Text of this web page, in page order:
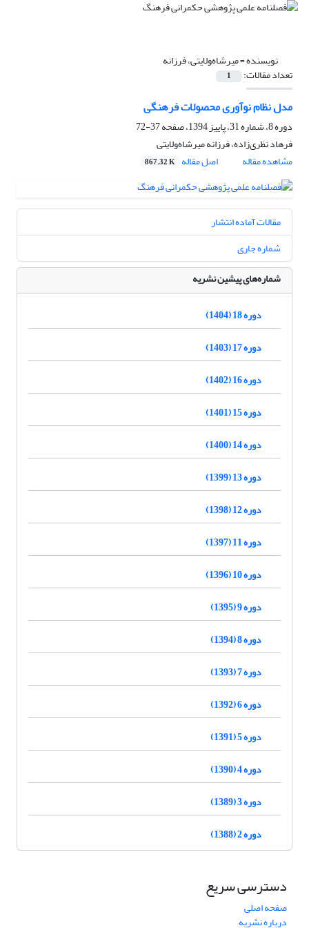
نویسنده =میرشاه‌ولایتی، فرزانه
تعداد مقالات: 1
مدل نظام نوآوری محصولات فرهنگی
دوره 8، شماره 31، پاییز 1394، صفحه
37-72
فرهاد نظری‌زاده، فرزانه میرشاه‌ولایتی
مشاهده مقاله
اصل مقاله 867.32 K
مقالات آماده انتشار
شماره جاری
شماره‌های پیشین نشریه
دوره 18 (1404)
دوره 17 (1403)
دوره 16 (1402)
دوره 15 (1401)
دوره 14 (1400)
دوره 13 (1399)
دوره 12 (1398)
دوره 11 (1397)
دوره 10 (1396)
دوره 9 (1395)
دوره 8 (1394)
دوره 7 (1393)
دوره 6 (1392)
دوره 5 (1391)
دوره 4 (1390)
دوره 3 (1389)
دوره 2 (1388)
دسترسی سریع
صفحه اصلی
درباره نشریه